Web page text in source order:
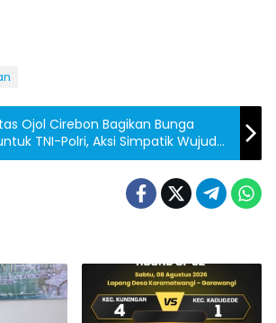
Ojol Cirebon Bagikan Bunga
TNI-Polri, Aksi Simpatik Wujud